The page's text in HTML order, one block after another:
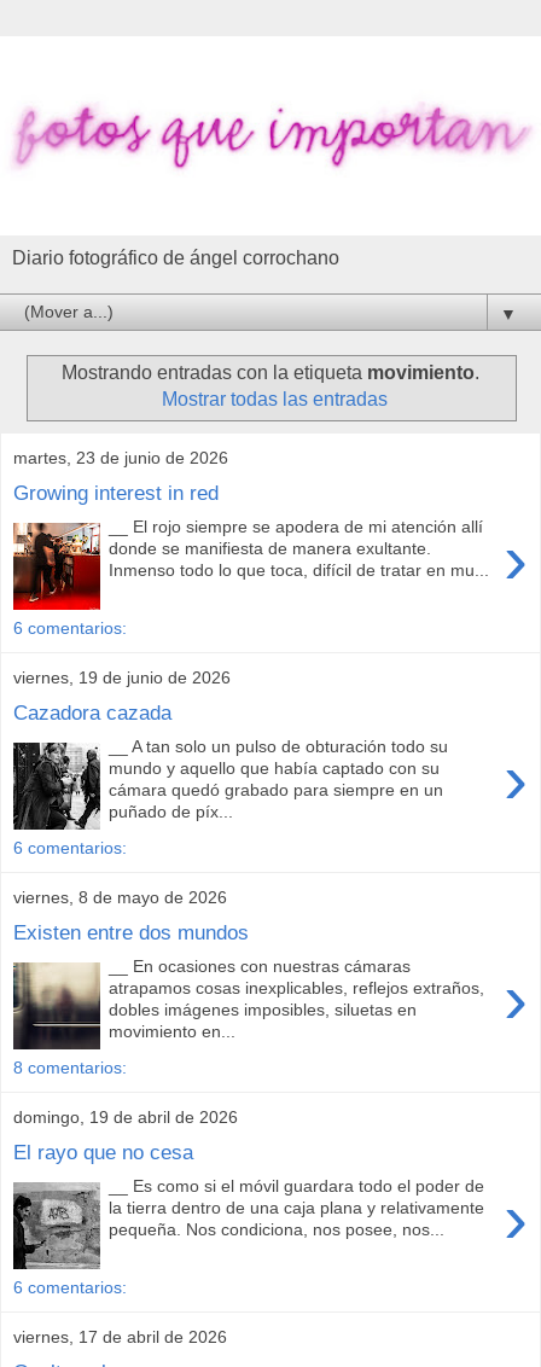
Diario fotográfico de ángel corrochano
▼
Mostrando entradas con la etiqueta movimiento.
Mostrar todas las entradas
martes, 23 de junio de 2026
Growing interest in red
›
__ El rojo siempre se apodera de mi atención allí
donde se manifiesta de manera exultante.
Inmenso todo lo que toca, difícil de tratar en mu...
6 comentarios:
viernes, 19 de junio de 2026
Cazadora cazada
›
__ A tan solo un pulso de obturación todo su
mundo y aquello que había captado con su
cámara quedó grabado para siempre en un
puñado de píx...
6 comentarios:
viernes, 8 de mayo de 2026
Existen entre dos mundos
›
__ En ocasiones con nuestras cámaras
atrapamos cosas inexplicables, reflejos extraños,
dobles imágenes imposibles, siluetas en
movimiento en...
8 comentarios:
domingo, 19 de abril de 2026
El rayo que no cesa
›
__ Es como si el móvil guardara todo el poder de
la tierra dentro de una caja plana y relativamente
pequeña. Nos condiciona, nos posee, nos...
6 comentarios:
viernes, 17 de abril de 2026